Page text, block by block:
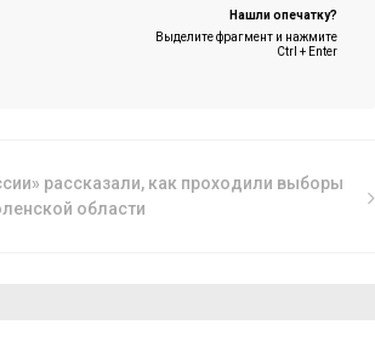
Нашли опечатку?
Выделите фрагмент и нажмите
Ctrl + Enter
рассказали, как проходили выборы
области